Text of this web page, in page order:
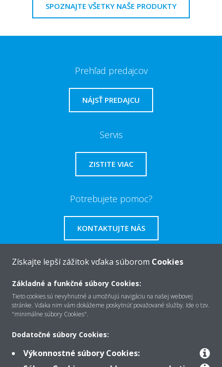
SPOZNAJTE VŠETKY NAŠE PRODUKTY
Prehľad predajcov
NÁJSŤ PREDAJCU
Servis
ZISTITE VIAC
Potrebujete pomoc?
KONTAKTUJTE NÁS
O Daikin
Získajte lepší zážitok vďaka súborom Cookies
Základné a funkčné súbory Cookies:
Tieto cookies sú nevyhnutné a umožňujú navigáciu na našej webovej
stránke. Vďaka nim vám dokážeme poskytnúť považované služby. Ide o tzv.
"minimálne súbory Cookies".
Dodatočné súbory Cookies:
Výkonnostné súbory Cookies: